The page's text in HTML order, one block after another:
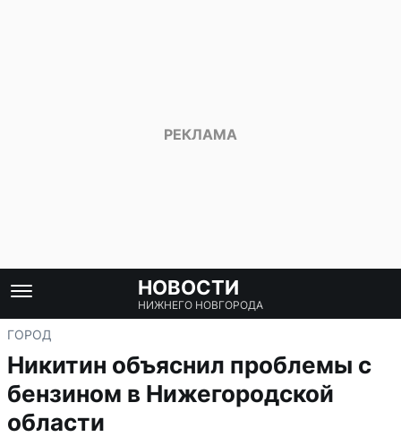
НОВОСТИ
НИЖНЕГО НОВГОРОДА
ГОРОД
Никитин объяснил проблемы с
бензином в Нижегородской
области